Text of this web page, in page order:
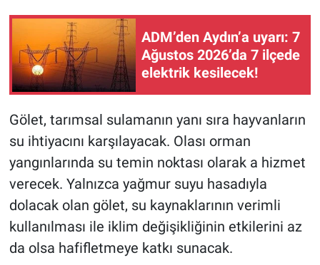
ADM’den Aydın’a uyarı: 7
Ağustos 2026’da 7 ilçede
elektrik kesilecek!
Gölet, tarımsal sulamanın yanı sıra hayvanların
su ihtiyacını karşılayacak. Olası orman
yangınlarında su temin noktası olarak a hizmet
verecek. Yalnızca yağmur suyu hasadıyla
dolacak olan gölet, su kaynaklarının verimli
kullanılması ile iklim değişikliğinin etkilerini az
da olsa hafifletmeye katkı sunacak.